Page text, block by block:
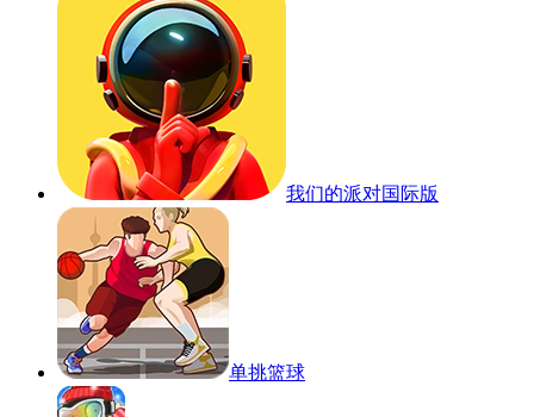
我们的派对国际版
单挑篮球